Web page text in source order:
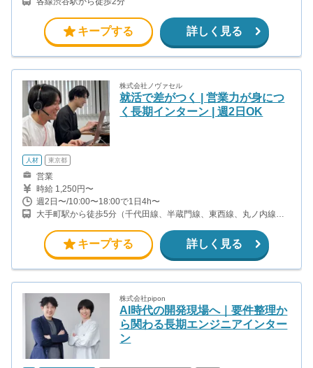
キープする 詳しく見る
株式会社ノヴァセル
就活で差がつく | 営業力が身につ
く長期インターン | 週2日OK
人材 東京都
営業
時給 1,250円〜
週2日〜/10:00〜18:00で1日4h〜
大手町駅から徒歩5分（千代田線、半蔵門線、東西線、丸ノ内線、
小川町駅から徒歩7分（都営新宿線）
キープする 詳しく見る
株式会社pipon
AI時代の開発現場へ｜要件整理か
ら関わる長期エンジニアインター
ン